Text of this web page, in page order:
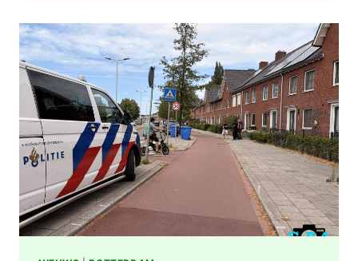
AANRIJDING
PITTSBURGHSTRAAT
IN
ROTTERDAM